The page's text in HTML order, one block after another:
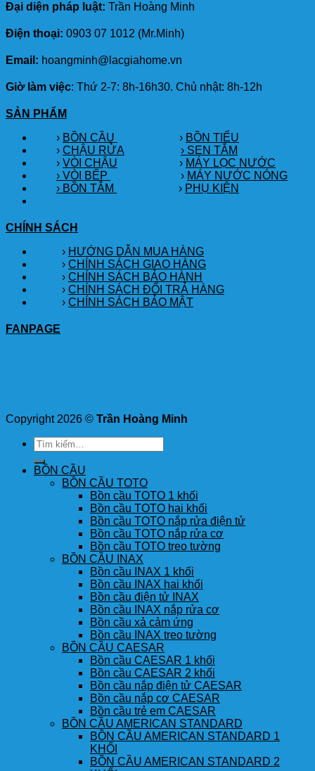
Đại diện pháp luật: Trần Hoàng Minh
Điện thoại: 0903 07 1012 (Mr.Minh)
Email: hoangminh@lacgiahome.vn
Giờ làm việc: Thứ 2-7: 8h-16h30. Chủ nhật: 8h-12h
SẢN PHẨM
› BỒN CẦU › BỒN TIỂU
› CHẬU RỬA
› SEN TẮM
› VÒI CHẬU › MÁY LỌC NƯỚC
› VÒI BẾP
› MÁY NƯỚC NÓNG
› BỒN TẮM
› PHỤ KIỆN
CHÍNH SÁCH
› HƯỚNG DẪN MUA HÀNG
› CHÍNH SÁCH GIAO HÀNG
› CHÍNH SÁCH BẢO HÀNH
› CHÍNH SÁCH ĐỔI TRẢ HÀNG
› CHÍNH SÁCH BẢO MẬT
FANPAGE
Copyright 2026 © Trần Hoàng Minh
Tìm
kiếm:
BỒN CẦU
BỒN CẦU TOTO
Bồn cầu TOTO 1 khối
Bồn cầu TOTO hai khối
Bồn cầu TOTO nắp rửa điện tử
Bồn cầu TOTO nắp rửa cơ
Bồn cầu TOTO treo tường
BỒN CẦU INAX
Bồn cầu INAX 1 khối
Bồn cầu INAX hai khối
Bồn cầu điện tử INAX
Bồn cầu INAX nắp rửa cơ
Bồn cầu xả cảm ứng
Bồn cầu INAX treo tường
BỒN CẦU CAESAR
Bồn cầu CAESAR 1 khối
Bồn cầu CAESAR 2 khối
Bồn cầu nắp điện tử CAESAR
Bồn cầu nắp cơ CAESAR
Bồn cầu trẻ em CAESAR
BỒN CẦU AMERICAN STANDARD
BỒN CẦU AMERICAN STANDARD 1
KHỐI
BỒN CẦU AMERICAN STANDARD 2